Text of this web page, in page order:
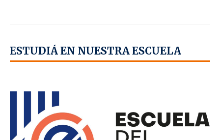
ESTUDIÁ EN NUESTRA ESCUELA